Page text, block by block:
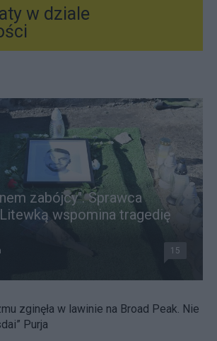
w dziale
zabójcy". Sprawca
wspomina tragedię
15
zginęła w lawinie na Broad Peak. Nie
Purja